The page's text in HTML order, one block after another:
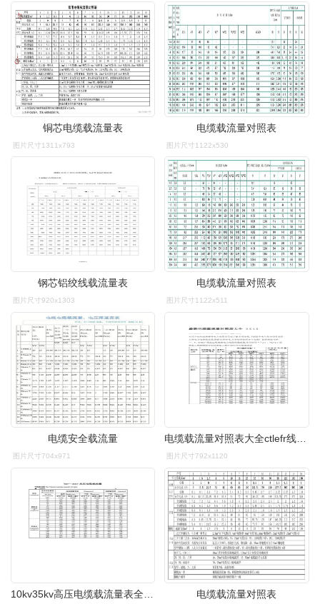
铜芯电缆载流量表
图片尺寸1311x793
电缆载流量对照表
图片尺寸1122x530
钢芯铝绞线载流量表
图片尺寸920x1303
电缆载流量对照表
图片尺寸1122x511
电缆安全载流量
图片尺寸704x971 图片尺寸792x1120
电缆载流量对照表